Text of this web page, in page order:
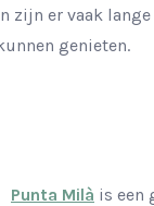
er vaak
genieten.
Punta Milà is een